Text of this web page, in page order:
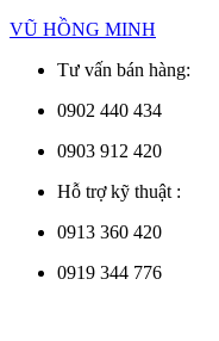
VŨ HỒNG MINH
Tư vấn bán hàng:
0902 440 434
0903 912 420
Hỗ trợ kỹ thuật :
0913 360 420
0919 344 776